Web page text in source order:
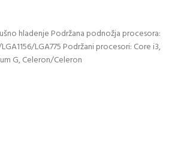
hladenje Podržana podnožja procesora:
LGA1156/LGA775 Podržani procesori: Core i3,
G, Celeron/Celeron